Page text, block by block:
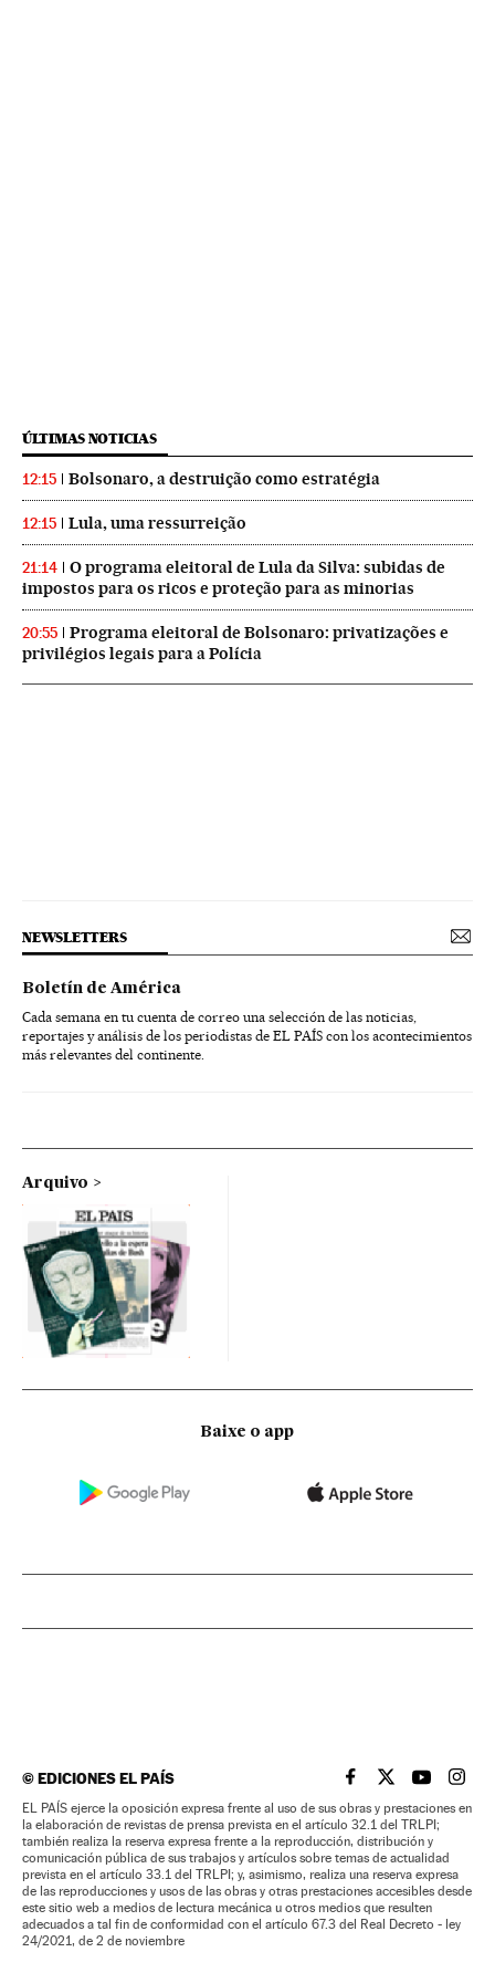
ÚLTIMAS NOTICIAS
12:15 Bolsonaro, a destruição como estratégia
12:15 Lula, uma ressurreição
21:14
O programa eleitoral de Lula da Silva: subidas de
impostos para os ricos e proteção para as minorias
20:55
Programa eleitoral de Bolsonaro: privatizações e
privilégios legais para a Polícia
NEWSLETTERS
Boletín de América
Cada semana en tu cuenta de correo una selección de las noticias,
reportajes y análisis de los periodistas de EL PAÍS con los acontecimientos
más relevantes del continente.
Arquivo
Baixe o app
©EDICIONES EL PAÍS EL PAÍS BRASIL EN
EL PAÍSEL PAÍS
EL
EL PAÍS ejerce la oposición expresa frente al uso de sus obras y prestaciones en
la elaboración de revistas de prensa prevista en el artículo 32.1 del TRLPI;
también realiza la reserva expresa frente a la reproducción, distribución y
comunicación pública de sus trabajos y artículos sobre temas de actualidad
prevista en el artículo 33.1 del TRLPI; y, asimismo, realiza una reserva expresa
de las reproducciones y usos de las obras y otras prestaciones accesibles desde
este sitio web a medios de lectura mecánica u otros medios que resulten
adecuados a tal fin de conformidad con el artículo 67.3 del Real Decreto - ley
24/2021, de 2 de noviembre